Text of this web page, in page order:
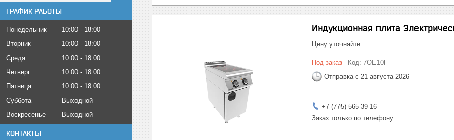
ГРАФИК РАБОТЫ
Понедельник 10:00
18:00
Вторник
10:00
18:00
Среда
10:00
18:00
Четверг
10:00
18:00
Пятница
10:00
18:00
Суббота
Выходной
Воскресенье
Выходной
КОНТАКТЫ
Индукционная плита
Цену уточняйте
Под заказ Код: 7OE10l
Отправка с 21 августа 2026
+7 (775) 565-39-16
Заказ только по телефону